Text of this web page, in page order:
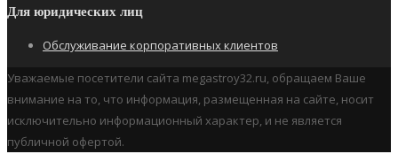
Для юридических лиц
Обслуживание корпоративных клиентов
Уважаемые посетители сайта megastroy32.ru, обращаем Ваше
внимание на то, что информация, размещенная на сайте, носит
исключительно информационный характер, и не является
публичной офертой.